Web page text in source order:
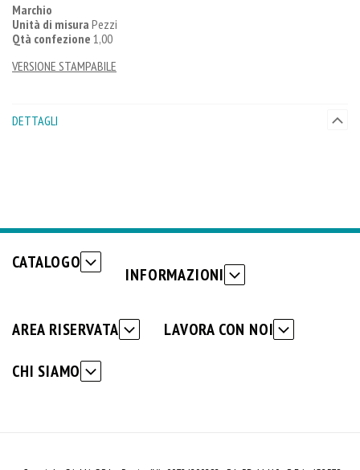
Marchio
Unità di misura Pezzi
Qtà confezione 1,00
VERSIONE STAMPABILE
DETTAGLI
CHI SIAMO
CATALOGO
INFORMAZIONI
AREA RISERVATA LAVORA CON NOI